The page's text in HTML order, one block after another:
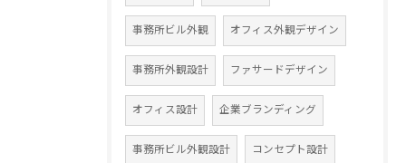
事務所ビル外観 オフィス外観デザイン
事務所外観設計 ファサードデザイン
オフィス設計 企業ブランディング
事務所ビル外観設計 コンセプト設計